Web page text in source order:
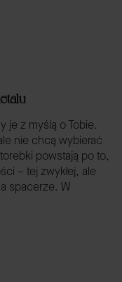
je z myślą o Tobie.
nie chcą wybierać
powstają po to,
– tej zwykłej, ale
spacerze. W